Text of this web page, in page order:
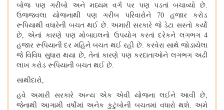
બોજ પણ ગરીબો અને મધ્યમ વર્ગ પર પણ પડતાં બચાવ્યો છે.
ઉજ્જવલા યોજનાથી પણ ગરીબ પરિવારોને 70 હજાર કરોડ
રૂપિયાથી વધારેની બચત થઈ છે. અમારી સરકારે જે ડેટા સસ્તો કર્યો
છે, એનાં કારણે પણ મોબાઇલનો ઉપયોગ કરતાં દરેકને લગભગ 4
હજાર રૂપિયાની દર મહિને બચત થઈ રહી છે. કરવેરા સાથે જોડાયેલા
જે વિવિધ સુધારા થયા છે, તેનાં કારણે પણ કરદાતાઓને લગભગ અઢી
લાખ કરોડ રૂપિયાની બચત થઈ છે.
સાથીદારો,
હવે અમારી સરકારે અન્ય એક એવી યોજના લઈને આવી છે,
જેનાથી આગામી વર્ષોમાં અનેક કુટુંબોની બચતમાં વધારો થશે. અમે